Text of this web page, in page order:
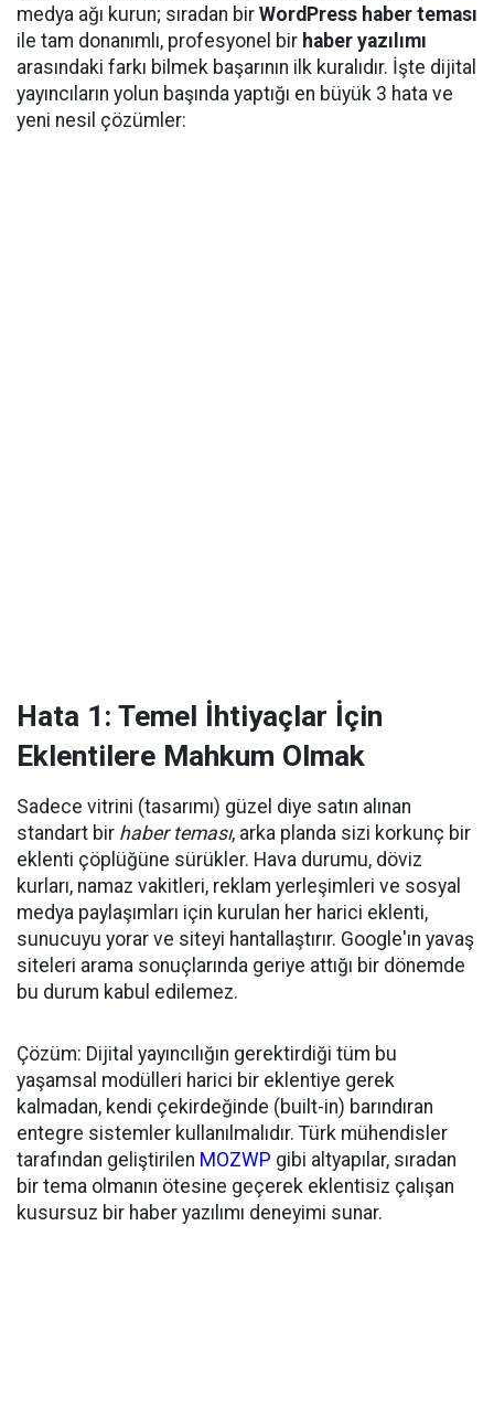
medya ağı kurun; sıradan bir WordPress haber teması
ile tam donanımlı, profesyonel bir haber yazılımı
arasındaki farkı bilmek başarının ilk kuralıdır. İşte dijital
yayıncıların yolun başında yaptığı en büyük 3 hata ve
yeni nesil çözümler:
Hata 1: Temel İhtiyaçlar İçin
Eklentilere Mahkum Olmak
Sadece vitrini (tasarımı) güzel diye satın alınan
standart bir haber teması, arka planda sizi korkunç bir
eklenti çöplüğüne sürükler. Hava durumu, döviz
kurları, namaz vakitleri, reklam yerleşimleri ve sosyal
medya paylaşımları için kurulan her harici eklenti,
sunucuyu yorar ve siteyi hantallaştırır. Google'ın yavaş
siteleri arama sonuçlarında geriye attığı bir dönemde
bu durum kabul edilemez.
Çözüm: Dijital yayıncılığın gerektirdiği tüm bu
yaşamsal modülleri harici bir eklentiye gerek
kalmadan, kendi çekirdeğinde (built-in) barındıran
entegre sistemler kullanılmalıdır. Türk mühendisler
tarafından geliştirilen MOZWP gibi altyapılar, sıradan
bir tema olmanın ötesine geçerek eklentisiz çalışan
kusursuz bir haber yazılımı deneyimi sunar.